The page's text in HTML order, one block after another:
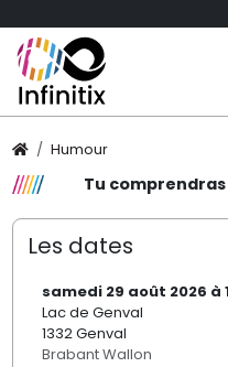
Humour
Tu
Les dates
samedi 29 août 2026 à
Lac de Genval
1332 Genval
Brabant Wallon